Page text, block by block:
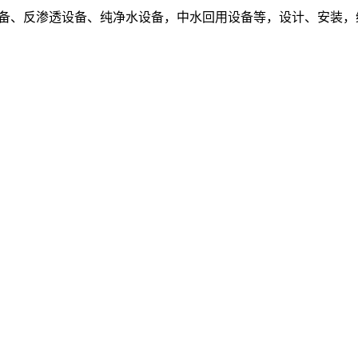
反渗透设备、纯净水设备，中水回用设备等，设计、安装，